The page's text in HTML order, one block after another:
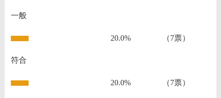
一般
20.0% （7票）
符合
20.0% （7票）